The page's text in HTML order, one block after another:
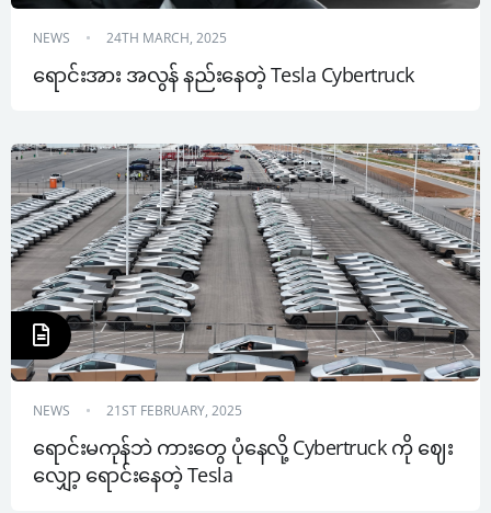
NEWS 24TH MARCH, 2025
ရောင်းအား အလွန် နည်းနေတဲ့ Tesla Cybertruck
NEWS 21ST FEBRUARY, 2025
ရောင်းမကုန်ဘဲ ကားတွေ ပုံနေလို့ Cybertruck ကို ဈေး
လျှော့ ရောင်းနေတဲ့ Tesla